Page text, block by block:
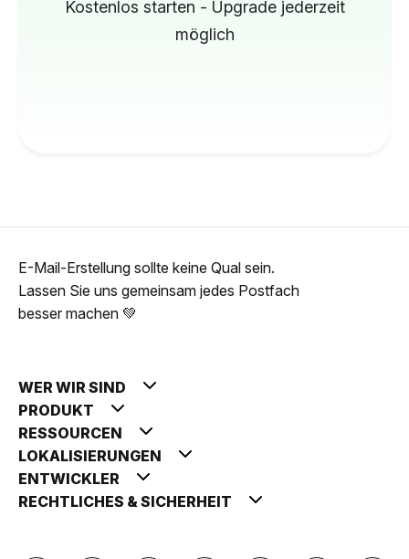
Kostenlos starten - Upgrade jederzeit
möglich
E-Mail-Erstellung sollte keine Qual sein.
Lassen Sie uns gemeinsam jedes Postfach
besser machen 💚
WER WIR SIND
PRODUKT
RESSOURCEN
LOKALISIERUNGEN
ENTWICKLER
RECHTLICHES & SICHERHEIT